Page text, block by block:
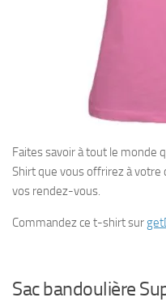
Faites savoir à tout le monde
Shirt que vous offrirez à votre
vos rendez-vous.
Commandez ce t-shirt sur
Sac bandoulière